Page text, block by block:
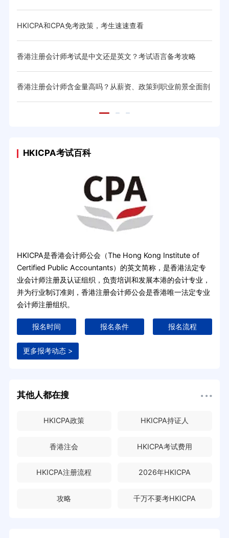
HKICPA和CPA免考政策，考生速速查看
香港注册会计师考试是中文还是英文？考试语言备考攻略
香港注册会计师含金量高吗？从薪资、政策到职业前景全面剖
HKICPA考试百科
HKICPA是香港会计师公会（The Hong Kong Institute of
Certified Public Accountants）的英文简称，是香港法定专
业会计师注册及认证组织，负责培训和发展本港的会计专业，
并为行业制订准则，香港注册会计师公会是香港唯一法定专业
会计师注册组织。
报名时间 报名条件 报名流程
更多报考动态 >
其他人都在搜
HKICPA政策 HKICPA持证人
香港注会 HKICPA考试费用
HKICPA注册流程 2026年HKICPA
攻略 千万不要考HKICPA